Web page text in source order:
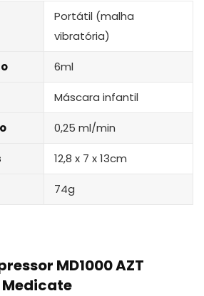
Portátil (malha
vibratória)
6ml
Máscara infantil
0,25 ml/min
12,8 x 7 x 13cm
74g
MD1000 AZT